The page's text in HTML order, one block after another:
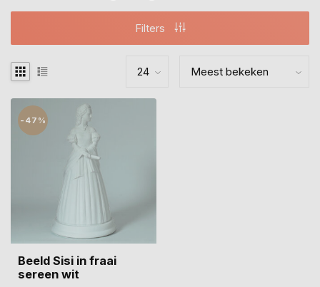
Filters
-47%
Beeld Sisi in fraai
sereen wit